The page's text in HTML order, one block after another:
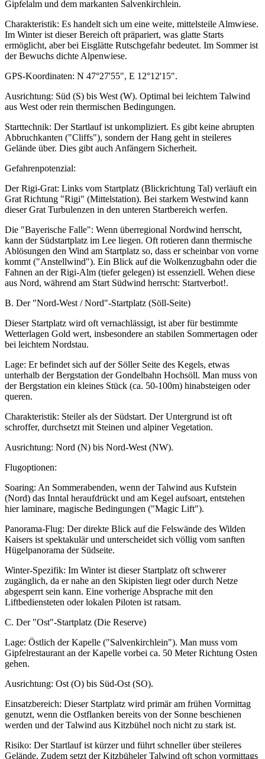
Gipfelalm und dem markanten Salvenkirchlein.
Charakteristik: Es handelt sich um eine weite, mittelsteile Almwiese.
Im Winter ist dieser Bereich oft präpariert, was glatte Starts
ermöglicht, aber bei Eisglätte Rutschgefahr bedeutet. Im Sommer ist
der Bewuchs dichte Alpenwiese.
GPS-Koordinaten: N 47°27'55", E 12°12'15".
Ausrichtung: Süd (S) bis West (W). Optimal bei leichtem Talwind
aus West oder rein thermischen Bedingungen.
Starttechnik: Der Startlauf ist unkompliziert. Es gibt keine abrupten
Abbruchkanten ("Cliffs"), sondern der Hang geht in steileres
Gelände über. Dies gibt auch Anfängern Sicherheit.
Gefahrenpotenzial:
Der Rigi-Grat: Links vom Startplatz (Blickrichtung Tal) verläuft ein
Grat Richtung "Rigi" (Mittelstation). Bei starkem Westwind kann
dieser Grat Turbulenzen in den unteren Startbereich werfen.
Die "Bayerische Falle": Wenn überregional Nordwind herrscht,
kann der Südstartplatz im Lee liegen. Oft rotieren dann thermische
Ablösungen den Wind am Startplatz so, dass er scheinbar von vorne
kommt ("Anstellwind"). Ein Blick auf die Wolkenzugbahn oder die
Fahnen an der Rigi-Alm (tiefer gelegen) ist essenziell. Wehen diese
aus Nord, während am Start Südwind herrscht: Startverbot!.
B. Der "Nord-West / Nord"-Startplatz (Söll-Seite)
Dieser Startplatz wird oft vernachlässigt, ist aber für bestimmte
Wetterlagen Gold wert, insbesondere an stabilen Sommertagen oder
bei leichtem Nordstau.
Lage: Er befindet sich auf der Söller Seite des Kegels, etwas
unterhalb der Bergstation der Gondelbahn Hochsöll. Man muss von
der Bergstation ein kleines Stück (ca. 50-100m) hinabsteigen oder
queren.
Charakteristik: Steiler als der Südstart. Der Untergrund ist oft
schroffer, durchsetzt mit Steinen und alpiner Vegetation.
Ausrichtung: Nord (N) bis Nord-West (NW).
Flugoptionen:
Soaring: An Sommerabenden, wenn der Talwind aus Kufstein
(Nord) das Inntal heraufdrückt und am Kegel aufsoart, entstehen
hier laminare, magische Bedingungen ("Magic Lift").
Panorama-Flug: Der direkte Blick auf die Felswände des Wilden
Kaisers ist spektakulär und unterscheidet sich völlig vom sanften
Hügelpanorama der Südseite.
Winter-Spezifik: Im Winter ist dieser Startplatz oft schwerer
zugänglich, da er nahe an den Skipisten liegt oder durch Netze
abgesperrt sein kann. Eine vorherige Absprache mit den
Liftbediensteten oder lokalen Piloten ist ratsam.
C. Der "Ost"-Startplatz (Die Reserve)
Lage: Östlich der Kapelle ("Salvenkirchlein"). Man muss vom
Gipfelrestaurant an der Kapelle vorbei ca. 50 Meter Richtung Osten
gehen.
Ausrichtung: Ost (O) bis Süd-Ost (SO).
Einsatzbereich: Dieser Startplatz wird primär am frühen Vormittag
genutzt, wenn die Ostflanken bereits von der Sonne beschienen
werden und der Talwind aus Kitzbühel noch nicht zu stark ist.
Risiko: Der Startlauf ist kürzer und führt schneller über steileres
Gelände. Zudem setzt der Kitzbüheler Talwind oft schon vormittags